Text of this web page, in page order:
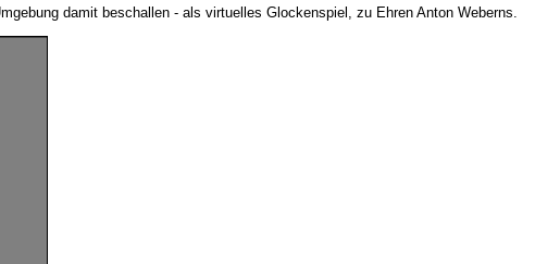
damit beschallen - als virtuelles Glockenspiel, zu Ehren Anton Weberns.